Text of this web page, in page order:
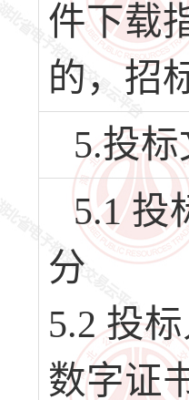
件下载
的，招
5.投
5.1 投
分
5.2 投
数字证